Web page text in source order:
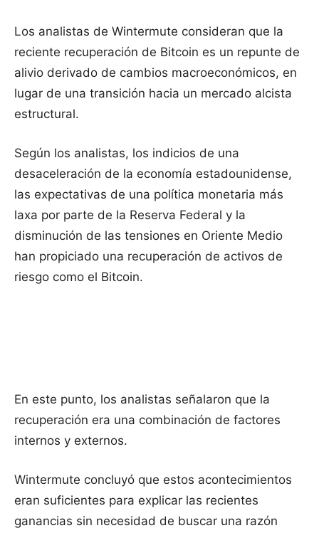
Los analistas de Wintermute consideran que la
reciente recuperación de Bitcoin es un repunte de
alivio derivado de cambios macroeconómicos, en
lugar de una transición hacia un mercado alcista
estructural.
Según los analistas, los indicios de una
desaceleración de la economía estadounidense,
las expectativas de una política monetaria más
laxa por parte de la Reserva Federal y la
disminución de las tensiones en Oriente Medio
han propiciado una recuperación de activos de
riesgo como el Bitcoin.
En este punto, los analistas señalaron que la
recuperación era una combinación de factores
internos y externos.
Wintermute concluyó que estos acontecimientos
eran suficientes para explicar las recientes
ganancias sin necesidad de buscar una razón